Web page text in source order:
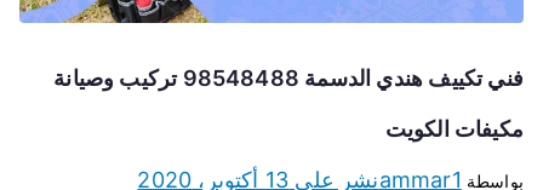
فني تكييف هندي الدسمة 98548488 تركيب وصيانة
مكيفات الكويت
بواسطة ammar1نشر على 13 أكتوبر، 2020